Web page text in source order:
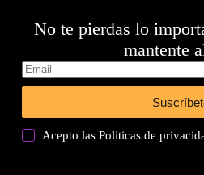
No te pierdas lo
mantente
Acepto lasPoliticas de